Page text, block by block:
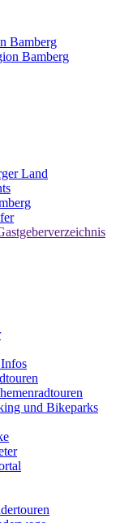
Bamberg
Bamberg
Land
und Bikeparks